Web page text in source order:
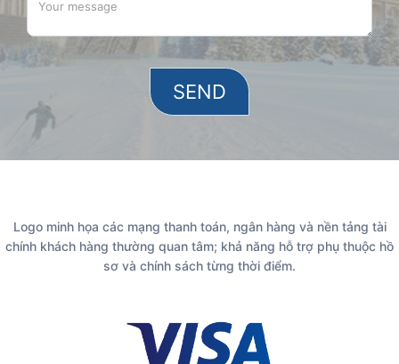
Logo minh họa các mạng thanh toán, ngân hàng và nền tảng tài
chính khách hàng thường quan tâm; khả năng hỗ trợ phụ thuộc hồ
sơ và chính sách từng thời điểm.